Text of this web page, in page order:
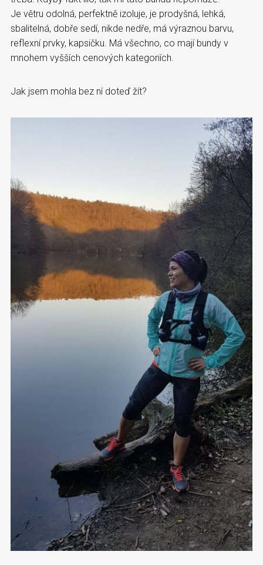
Je větru odolná, perfektně izoluje, je prodyšná, lehká,
sbalitelná, dobře sedí, nikde nedře, má výraznou barvu,
reflexní prvky, kapsičku. Má všechno, co mají bundy v
mnohem vyšších cenových kategoriích.
Jak jsem mohla bez ní doteď žít?